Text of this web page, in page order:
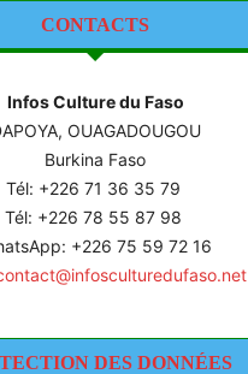
CONTACTS
Infos Culture du Faso
OUAGADOUGOU
Burkina Faso
Tél: +226 71 36 35 79
Tél: +226 78 55 87 98
+226 75 59 72 16
DES DONNÉES